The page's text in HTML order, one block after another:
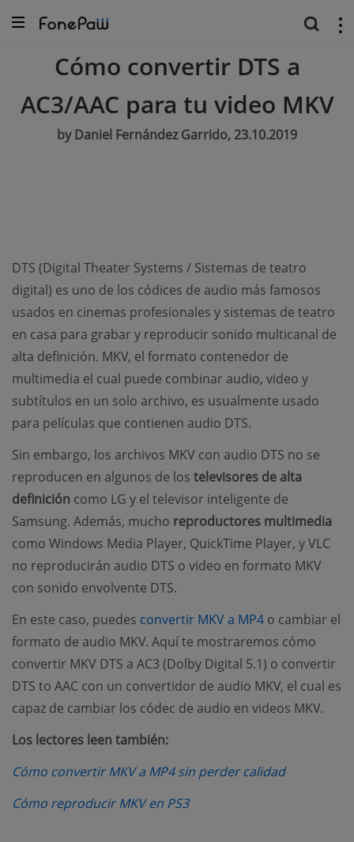
Cómo convertir DTS a
AC3/AAC para tu video MKV
by Daniel Fernández Garrido, 23.10.2019
DTS (Digital Theater Systems / Sistemas de teatro
digital) es uno de los códices de audio más famosos
usados en cinemas profesionales y sistemas de teatro
en casa para grabar y reproducir sonido multicanal de
alta definición. MKV, el formato contenedor de
multimedia el cual puede combinar audio, video y
subtítulos en un solo archivo, es usualmente usado
para películas que contienen audio DTS.
Sin embargo, los archivos MKV con audio DTS no se
reproducen en algunos de los televisores de alta
definición como LG y el televisor inteligente de
Samsung. Además, mucho reproductores multimedia
como Windows Media Player, QuickTime Player, y VLC
no reproducirán audio DTS o video en formato MKV
con sonido envolvente DTS.
En este caso, puedes convertir MKV a MP4 (opens new
o cambiar el
formato de audio MKV. Aquí te mostraremos cómo
convertir MKV DTS a AC3 (Dolby Digital 5.1) o convertir
DTS to AAC con un convertidor de audio MKV, el cual es
capaz de cambiar los códec de audio en videos MKV.
Los lectores leen también:
Cómo convertir MKV a MP4 sin perder calidad(opens
Cómo reproducir MKV en PS3(opens new window)